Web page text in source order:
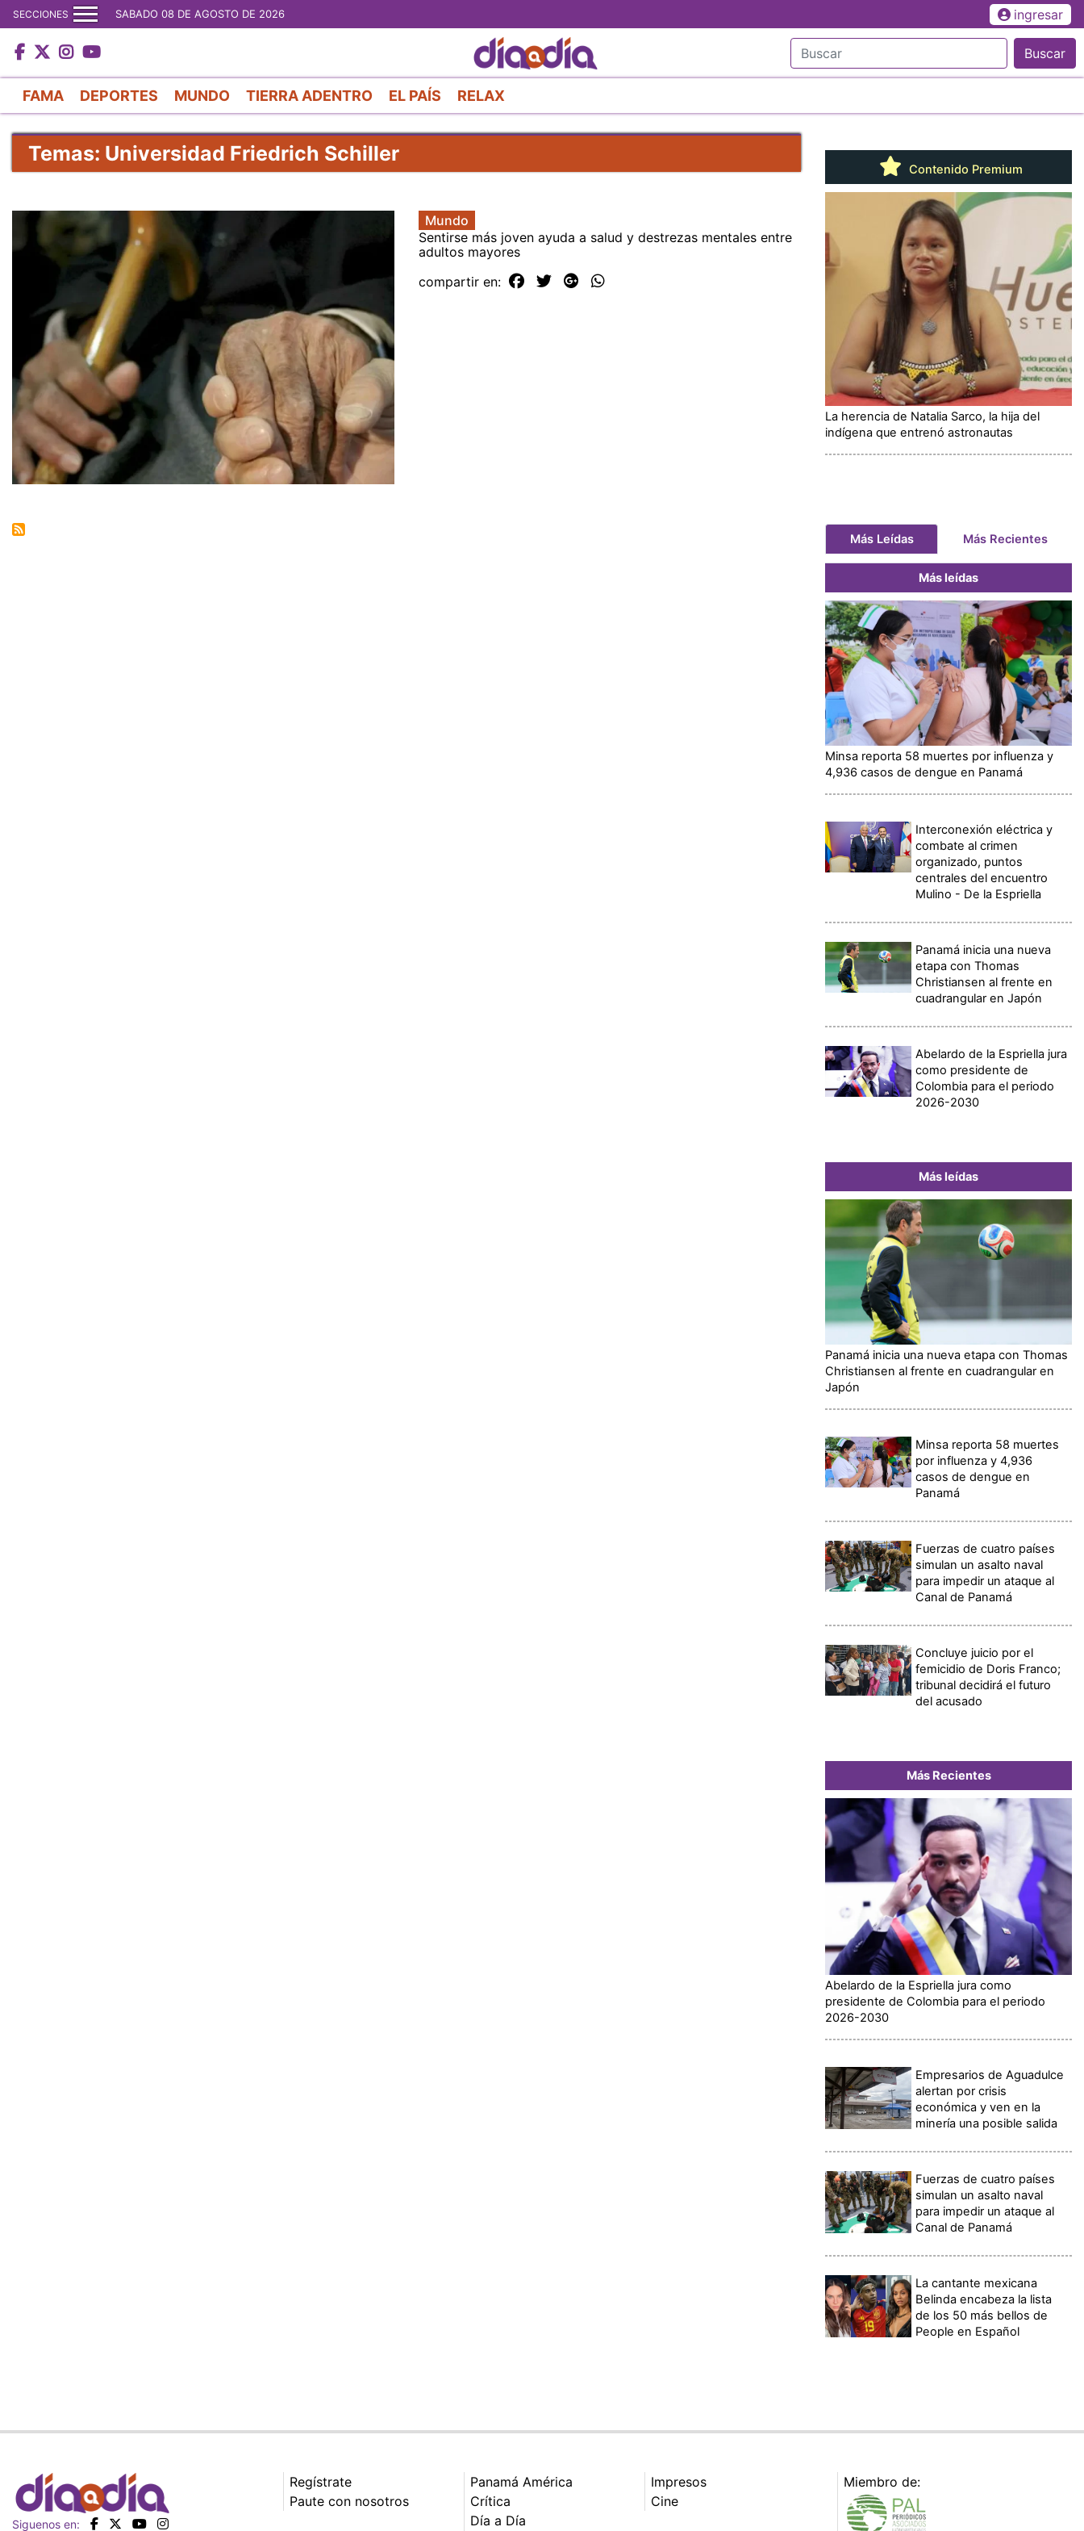
al
contenido
principal
SECCIONES SABADO 08 DE AGOSTO DE 2026 ingresar
Buscar
FAMA DEPORTES MUNDO TIERRA ADENTRO EL PAÍS RELAX
Temas: Universidad Friedrich Schiller
Mundo
Sentirse más joven ayuda a salud y destrezas mentales entre
adultos mayores
compartir en:
Contenido Premium
La herencia de Natalia Sarco, la hija del
indígena que entrenó astronautas
Más Leídas Más Recientes
Más leídas
Minsa reporta 58 muertes por influenza y
4,936 casos de dengue en Panamá
Interconexión eléctrica y
combate al crimen
organizado, puntos
centrales del encuentro
Mulino - De la Espriella
Panamá inicia una nueva
etapa con Thomas
Christiansen al frente en
cuadrangular en Japón
Abelardo de la Espriella jura
como presidente de
Colombia para el periodo
2026-2030
Más leídas
Panamá inicia una nueva etapa con Thomas
Christiansen al frente en cuadrangular en
Japón
Minsa reporta 58 muertes
por influenza y 4,936
casos de dengue en
Panamá
Fuerzas de cuatro países
simulan un asalto naval
para impedir un ataque al
Canal de Panamá
Concluye juicio por el
femicidio de Doris Franco;
tribunal decidirá el futuro
del acusado
Más Recientes
Abelardo de la Espriella jura como
presidente de Colombia para el periodo
2026-2030
Empresarios de Aguadulce
alertan por crisis
económica y ven en la
minería una posible salida
Fuerzas de cuatro países
simulan un asalto naval
para impedir un ataque al
Canal de Panamá
La cantante mexicana
Belinda encabeza la lista
de los 50 más bellos de
People en Español
Siguenos en:
Regístrate
Paute con nosotros
Panamá América
Crítica
Día a Día
Impresos
Cine
Miembro de: